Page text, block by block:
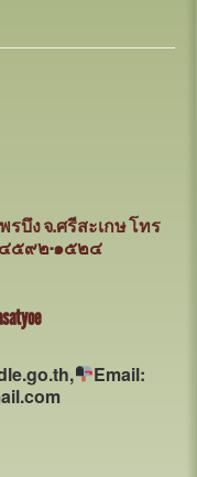
รบึง จ.ศรีสะเกษโทร
๔๕๙๒-๑๕๒๔
Email: